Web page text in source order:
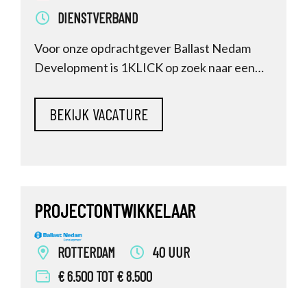
DIENSTVERBAND
Voor onze opdrachtgever Ballast Nedam
Development is 1KLICK op zoek naar een
bouwprocessen kan sturen. In deze rol
breng jij structuur, voorspelbaarheid en
PROJECTONTWIKKELAAR
ROTTERDAM
40 UUR
€ 6.500 TOT € 8.500